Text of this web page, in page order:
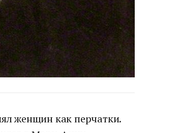
женщин как перчатки.